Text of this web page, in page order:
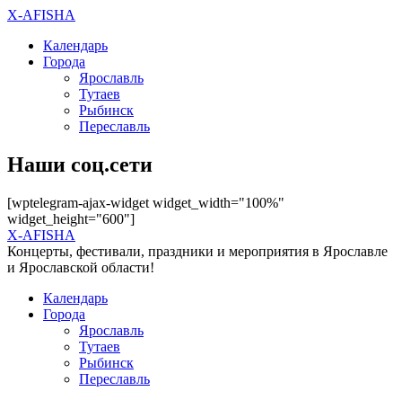
X-AFISHA
Календарь
Города
Ярославль
Тутаев
Рыбинск
Переславль
Наши соц.сети
[wptelegram-ajax-widget widget_width="100%"
widget_height="600"]
X-AFISHA
Концерты, фестивали, праздники и мероприятия в Ярославле
и Ярославской области!
Календарь
Города
Ярославль
Тутаев
Рыбинск
Переславль